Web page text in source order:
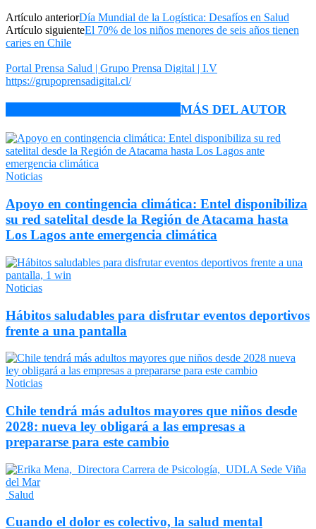
Artículo anteriorDía Mundial de la Logística: Desafíos en Salud
Artículo siguienteEl 70% de los niños menores de seis años tienen
caries en Chile
Portal Prensa Salud | Grupo Prensa Digital | I.V
https://grupoprensadigital.cl/
MÁS DEL AUTOR
Noticias
Apoyo en contingencia climática: Entel disponibiliza
su red satelital desde la Región de Atacama hasta
Los Lagos ante emergencia climática
Noticias
Hábitos saludables para disfrutar eventos deportivos
frente a una pantalla
Noticias
Chile tendrá más adultos mayores que niños desde
2028: nueva ley obligará a las empresas a
prepararse para este cambio
Salud
Cuando el dolor es colectivo, la salud mental